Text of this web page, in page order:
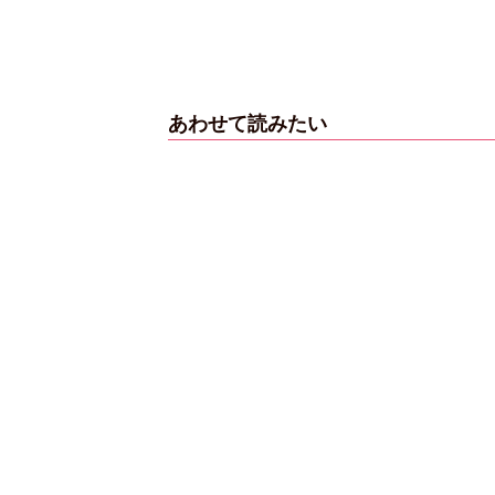
あわせて読みたい「1st写真集」公開カ
ットまとめ